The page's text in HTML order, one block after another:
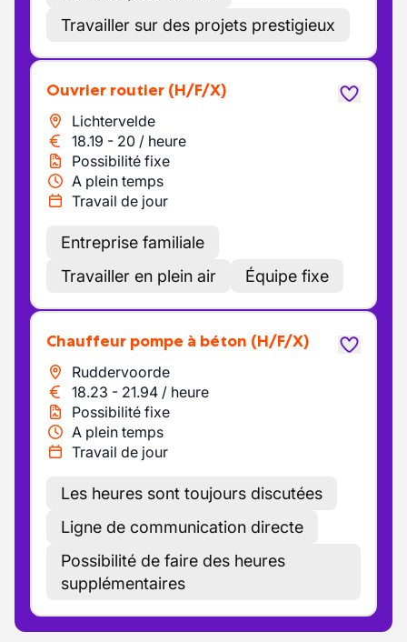
Travailler sur des projets prestigieux
Ouvrier routier (H/F/X)
Lichtervelde
18.19 - 20 / heure
Possibilité fixe
A plein temps
Travail de jour
Entreprise familiale
Travailler en plein air
Équipe fixe
Chauffeur pompe à béton (H/F/X)
Ruddervoorde
18.23 - 21.94 / heure
Possibilité fixe
A plein temps
Travail de jour
Les heures sont toujours discutées
Ligne de communication directe
Possibilité de faire des heures
supplémentaires